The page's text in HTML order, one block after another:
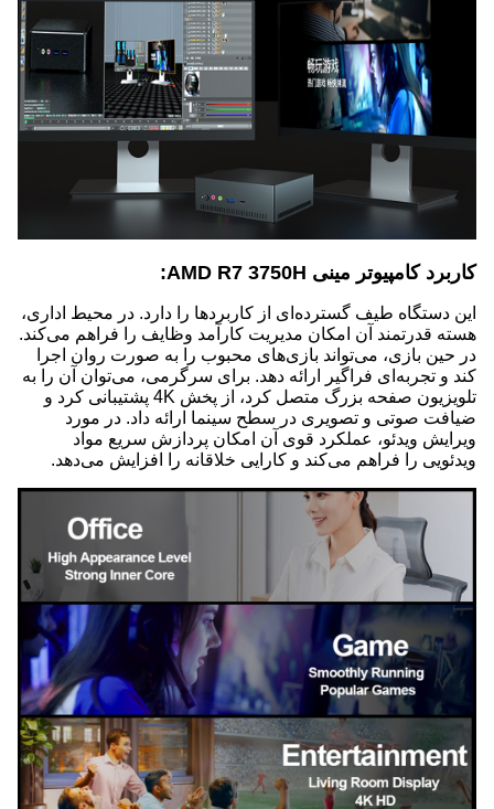
کاربرد کامپیوتر مینی AMD R7 3750H:
این دستگاه طیف گسترده‌ای از کاربردها را دارد. در محیط اداری،
هسته قدرتمند آن امکان مدیریت کارآمد وظایف را فراهم می‌کند.
در حین بازی، می‌تواند بازی‌های محبوب را به صورت روان اجرا
کند و تجربه‌ای فراگیر ارائه دهد. برای سرگرمی، می‌توان آن را به
تلویزیون صفحه بزرگ متصل کرد، از پخش 4K پشتیبانی کرد و
ضیافت صوتی و تصویری در سطح سینما ارائه داد. در مورد
ویرایش ویدئو، عملکرد قوی آن امکان پردازش سریع مواد
ویدئویی را فراهم می‌کند و کارایی خلاقانه را افزایش می‌دهد.